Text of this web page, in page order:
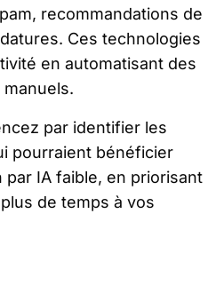
recommandations de
Ces technologies
en automatisant des
par identifier les
pourraient bénéficier
par IA faible, en priorisant
de temps à vos